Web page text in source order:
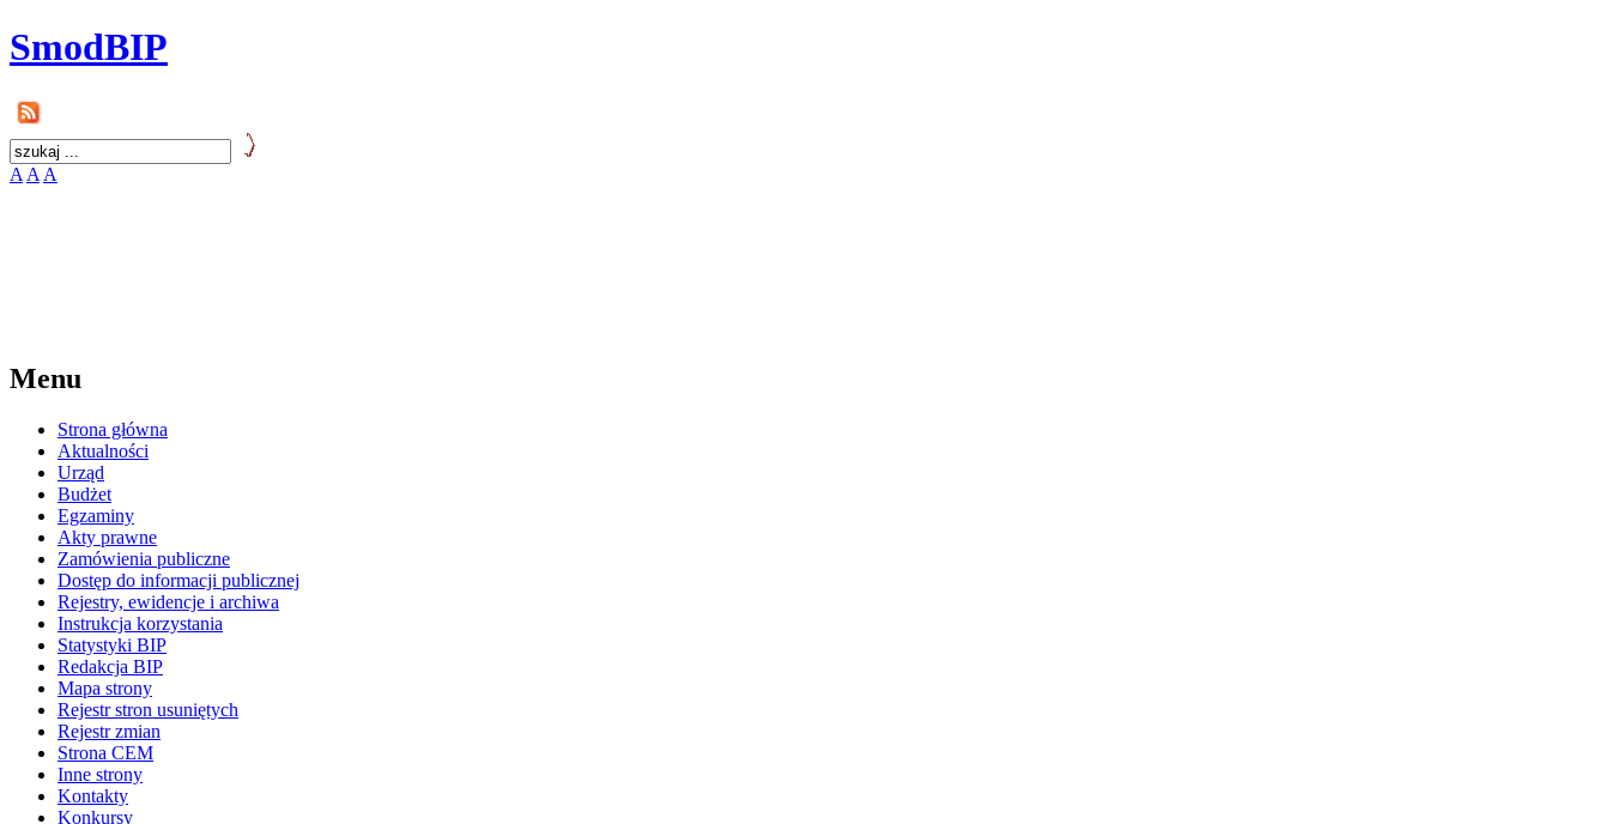
SmodBIP
A A A
Menu
Strona główna
Aktualności
Urząd
Budżet
Egzaminy
Akty prawne
Zamówienia publiczne
Dostęp do informacji publicznej
Rejestry, ewidencje i archiwa
Instrukcja korzystania
Statystyki BIP
Redakcja BIP
Mapa strony
Rejestr stron usuniętych
Rejestr zmian
Strona CEM
Inne strony
Kontakty
Konkursy